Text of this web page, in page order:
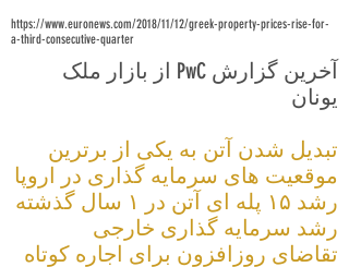
https://www.euronews.com/2018/11/12/greek-property-prices-rise-for-
a-third-consecutive-quarter
آخرین گزارش PwC از بازار ملک
یونان
تبدیل شدن آتن به یکی از برترین
موقعیت های سرمایه گذاری در اروپا
رشد ۱۵ پله ای آتن در ۱ سال گذشته
رشد سرمایه گذاری خارجی
تقاضای روزافزون برای اجاره کوتاه